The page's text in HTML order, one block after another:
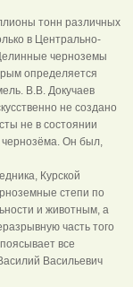
тонн различных
в Центрально-
черноземы
определяется
В.В. Докучаев
не создано
не в состоянии
чернозёма. Он был,
Курской
степи по
и животным, а
часть того
все
Васильевич